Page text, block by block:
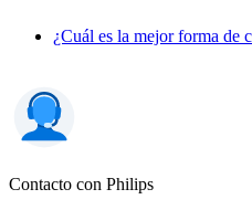
¿Cuál es la mejor forma de
Contacto con Philips